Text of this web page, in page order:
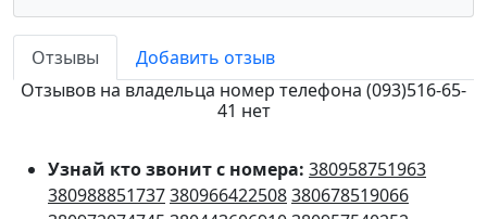
Отзывы
Добавить отзыв
Отзывов на владельца номер телефона (093)516-65-
41 нет
Узнай кто звонит с номера: 380958751963
380988851737380966422508380678519066